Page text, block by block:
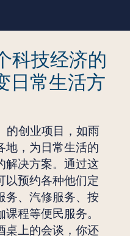
科技经济的
日常生活方
的创业项目，如雨
地，为日常生活的
解决方案。通过这
以预约各种他们定
务、汽修服务、按
程等便民服务。
桌上的会谈，你还